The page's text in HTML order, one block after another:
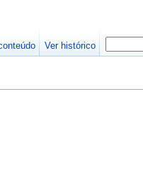
Ver histórico